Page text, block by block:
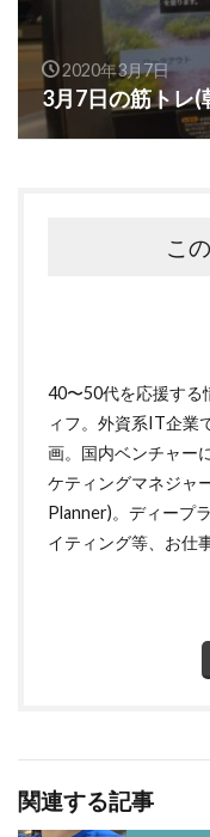
2020年3月7日
3月7日の筋トレ(
こ
40〜50代を応援する
ィフ。外資系IT企業
画。国内ベンチャー
ケティングマネジャ
Planner)。ディープ
イティング等、お仕
関連する記事